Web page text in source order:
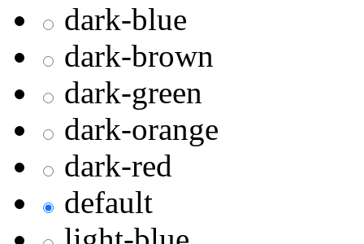
dark-blue
dark-brown
dark-green
dark-orange
dark-red
default